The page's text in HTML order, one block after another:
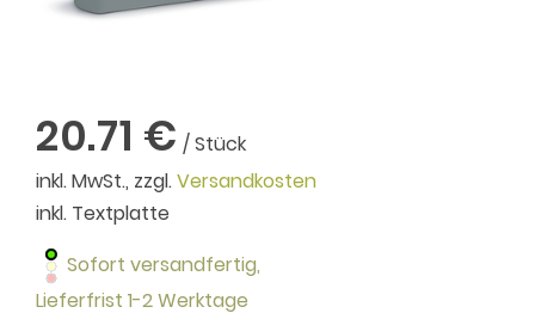
20.71 € / Stück
inkl. MwSt., zzgl.Versandkosten
inkl. Textplatte
Sofort versandfertig,
Lieferfrist 1-2 Werktage